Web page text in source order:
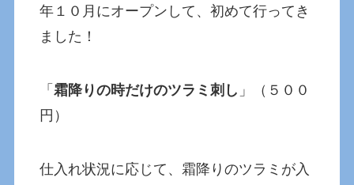
年１０月にオープンして、初めて行ってき
ました！
「 霜降りの時だけのツラミ刺し 」（５００
円）
仕入れ状況に応じて、霜降りのツラミが入